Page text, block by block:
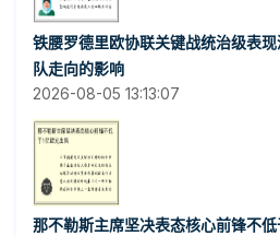
铁腰罗德里欧协联关键战统治级表
队走向的影响
2026-08-05 13:13:07
那不勒斯主席坚决表态核心前锋不